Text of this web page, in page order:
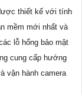
thiết kế với tính
mềm mới nhất và
lỗ hổng bảo mật
cung cấp hướng
vận hành camera